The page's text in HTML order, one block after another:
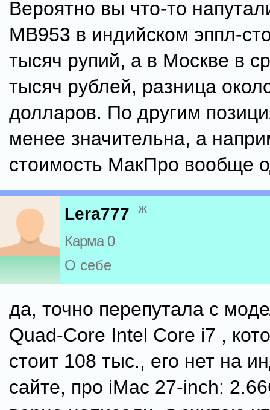
Вероятно вы что-то
MB953 в индийском эппл-
тысяч рупий, а в Москве в
тысяч рублей, разница
долларов. По другим
менее значительна, а
стоимость МакПро вообще
Lera777 ж
Карма 0
О себе
да, точно перепутала с
Quad-Core Intel Core i7 ,
стоит 108 тыс., его нет на
сайте, про iMac 27-inch: